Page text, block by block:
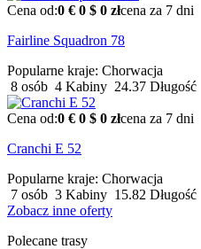
Cena od:0 € 0 $ 0 złcena za 7 dni
Fairline Squadron 78
Popularne kraje: Chorwacja
8 osób 4 Kabiny 24.37 Długość
Cena od:0 € 0 $ 0 złcena za 7 dni
Cranchi E 52
Popularne kraje: Chorwacja
7 osób 3 Kabiny 15.82 Długość
Zobacz inne oferty
Polecane trasy